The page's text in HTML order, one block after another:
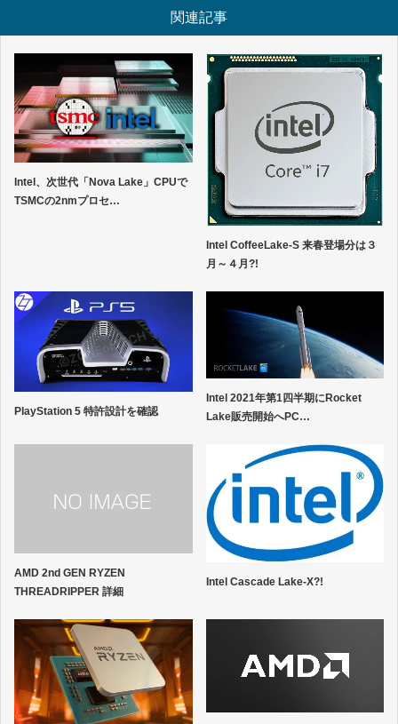
関連記事
Intel、次世代「Nova Lake」CPUで
TSMCの2nmプロセ…
Intel CoffeeLake-S 来春登場分は３
月～４月?!
PlayStation 5 特許設計を確認
Intel 2021年第1四半期にRocket
Lake販売開始へPC…
AMD 2nd GEN RYZEN
THREADRIPPER 詳細
Intel Cascade Lake-X?!